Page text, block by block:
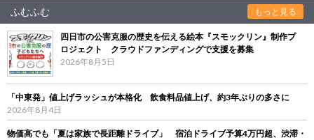
ふむふむ もっと見る
四日市の公害克服の歴史を伝える絵本『スモックリン』制作プ
ロジェクト クラウドファンディングで支援を募集
2026年8月5日
「中東発」値上げラッシュが本格化 飲食料品値上げ、約3年ぶりの多さに
2026年8月4日
物価高でも「夏は家族で長距離ドライブ」 宿泊ドライブ予算4万円超、渋滞・